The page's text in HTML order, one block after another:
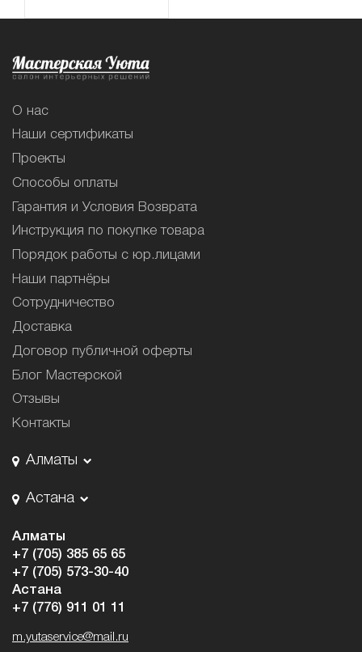
О нас
Наши сертификаты
Проекты
Способы оплаты
Гарантия и Условия Возврата
Инструкция по покупке товара
Порядок работы с юр.лицами
Наши партнёры
Сотрудничество
Доставка
Договор публичной оферты
Блог Мастерской
Отзывы
Контакты
Алматы
Астана
Алматы
+7 (705) 385 65 65
+7 (705) 573-30-40
Астана
+7 (776) 911 01 11
m.yutaservice@mail.ru